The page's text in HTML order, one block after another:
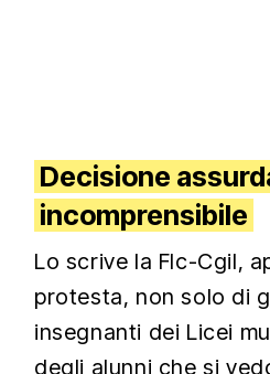
Decisione
incomprensibile
Lo scrive la Flc-Cgil,
protesta, non solo di
insegnanti dei Licei
degli alunni che si